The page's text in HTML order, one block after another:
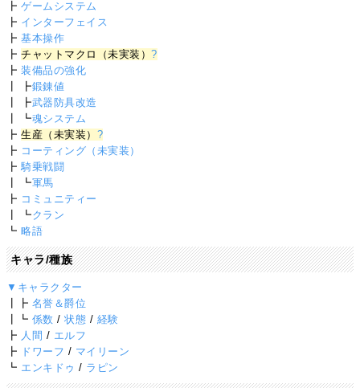
┣ゲームシステム
┣ インターフェイス
┣基本操作
┣チャットマクロ（未実装）?
┣装備品の強化
┃ ┣鍛錬値
┃ ┣武器防具改造
┃ ┗魂システム
┣生産（未実装） ?
┣ コーティング（未実装）
┣騎乗戦闘
┃ ┗軍馬
┣ コミュニティー
┃ ┗クラン
┗略語
キャラ/種族
▼キャラクター
┃┣ 名誉＆爵位
┃┗ 係数 /状態 / 経験
┣ 人間 / エルフ
┣ ドワーフ / マイリーン
┗ エンキドゥ / ラピン